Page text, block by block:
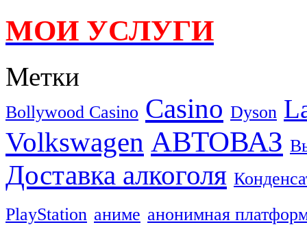
МОИ УСЛУГИ
Метки
Bollywood Casino Casino Dyson
Volkswagen АВТОВАЗ
Доставка алкоголя
PlayStation аниме анонимная